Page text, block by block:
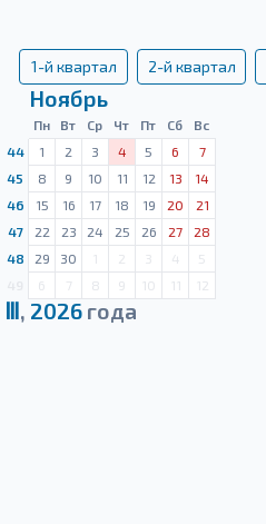
1-й квартал 2-й квартал
Ноябрь
Пн Вт Ср Чт Пт Сб
Вс
44
1 2 3 4 5 6
7
45
8 9 10 11 12 13
14
46
15 16 17 18 19 20
21
47
22 23 24 25 26 27
28
48
29 30 1 2 3 4
5
6 7 8 9 10 11 12
Ⅲ, 2026года